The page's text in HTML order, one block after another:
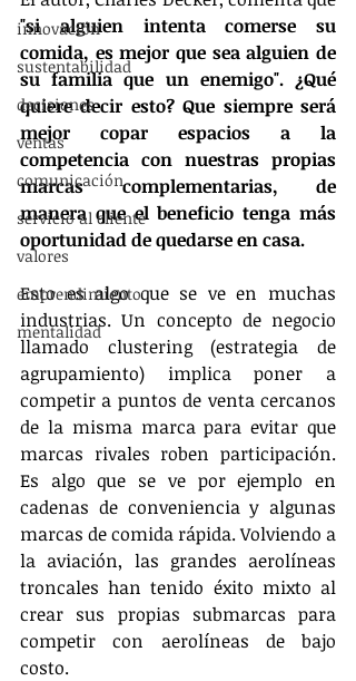
innovación
sustentabilidad
decisiones
ventas
comunicación
servicio al cliente
valores
emprendimiento
mentalidad
"si alguien intenta comerse su
comida, es mejor que sea alguien de
su familia que un enemigo". ¿Qué
quiere decir esto? Que siempre será
mejor copar espacios a la
competencia con nuestras propias
marcas complementarias, de
manera que el beneficio tenga más
oportunidad de quedarse en casa.
Esto es algo que se ve en muchas
industrias. Un concepto de negocio
llamado clustering (estrategia de
agrupamiento) implica poner a
competir a puntos de venta cercanos
de la misma marca para evitar que
marcas rivales roben participación.
Es algo que se ve por ejemplo en
cadenas de conveniencia y algunas
marcas de comida rápida. Volviendo a
la aviación, las grandes aerolíneas
troncales han tenido éxito mixto al
crear sus propias submarcas para
competir con aerolíneas de bajo
costo.